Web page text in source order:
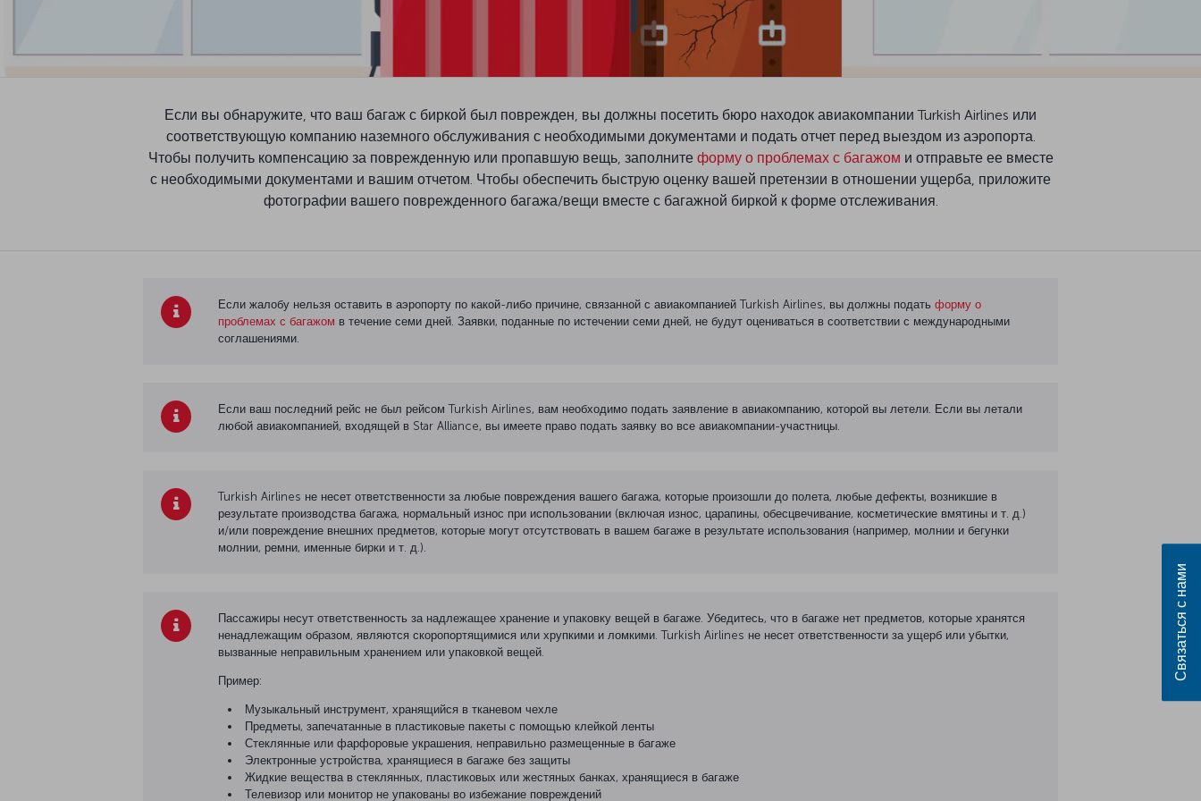
Если вы обнаружите, что ваш багаж с биркой был поврежден, вы должны посетить бюро находок авиакомпании Turkish Airlines или
соответствующую компанию наземного обслуживания с необходимыми документами и подать отчет перед выездом из аэропорта.
Чтобы получить компенсацию за поврежденную или пропавшую вещь, заполните форму о проблемах с багажом и отправьте ее вместе
с необходимыми документами и вашим отчетом. Чтобы обеспечить быструю оценку вашей претензии в отношении ущерба, приложите
фотографии вашего поврежденного багажа/вещи вместе с багажной биркой к форме отслеживания.
Если жалобу нельзя оставить в аэропорту по какой-либо причине, связанной с авиакомпанией Turkish Airlines, вы должны подать форму о
проблемах с багажом в течение семи дней. Заявки, поданные по истечении семи дней, не будут оцениваться в соответствии с международными
соглашениями.
Если ваш последний рейс не был рейсом Turkish Airlines, вам необходимо подать заявление в авиакомпанию, которой вы летели. Если вы летали
любой авиакомпанией, входящей в Star Alliance, вы имеете право подать заявку во все авиакомпании-участницы.
Turkish Airlines не несет ответственности за любые повреждения вашего багажа, которые произошли до полета, любые дефекты, возникшие в
результате производства багажа, нормальный износ при использовании (включая износ, царапины, обесцвечивание, косметические вмятины и т. д.)
и/или повреждение внешних предметов, которые могут отсутствовать в вашем багаже в результате использования (например, молнии и бегунки
молнии, ремни, именные бирки и т. д.).
Пассажиры несут ответственность за надлежащее хранение и упаковку вещей в багаже. Убедитесь, что в багаже нет предметов, которые хранятся
ненадлежащим образом, являются скоропортящимися или хрупкими и ломкими. Turkish Airlines не несет ответственности за ущерб или убытки,
вызванные неправильным хранением или упаковкой вещей.
Пример:
Музыкальный инструмент, хранящийся в тканевом чехле
Предметы, запечатанные в пластиковые пакеты с помощью клейкой ленты
Стеклянные или фарфоровые украшения, неправильно размещенные в багаже
Электронные устройства, хранящиеся в багаже без защиты
Жидкие вещества в стеклянных, пластиковых или жестяных банках, хранящиеся в багаже
Телевизор или монитор не упакованы во избежание повреждений
Связаться с нами